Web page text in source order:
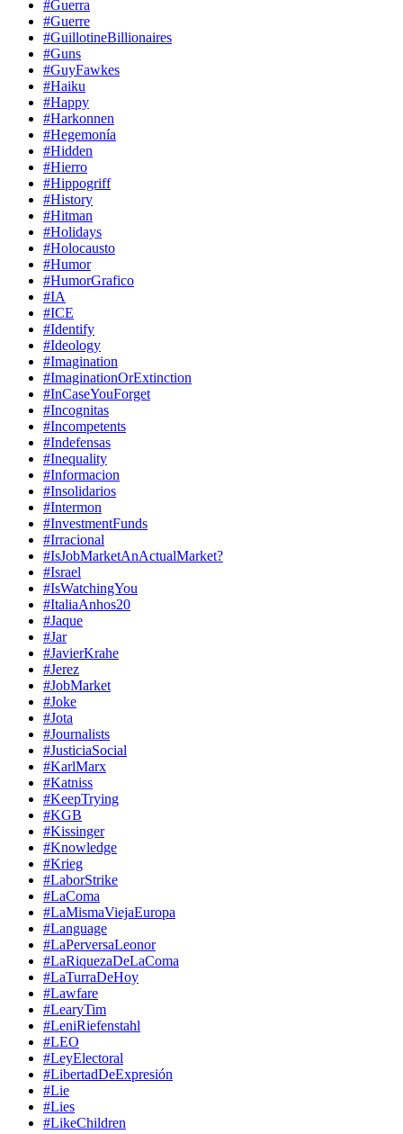
#Guerra
#Guerre
#GuillotineBillionaires
#Guns
#GuyFawkes
#Haiku
#Happy
#Harkonnen
#Hegemonía
#Hidden
#Hierro
#Hippogriff
#History
#Hitman
#Holidays
#Holocausto
#Humor
#HumorGrafico
#IA
#ICE
#Identify
#Ideology
#Imagination
#ImaginationOrExtinction
#InCaseYouForget
#Incognitas
#Incompetents
#Indefensas
#Inequality
#Informacion
#Insolidarios
#Intermon
#InvestmentFunds
#Irracional
#IsJobMarketAnActualMarket?
#Israel
#IsWatchingYou
#ItaliaAnhos20
#Jaque
#Jar
#JavierKrahe
#Jerez
#JobMarket
#Joke
#Jota
#Journalists
#JusticiaSocial
#KarlMarx
#Katniss
#KeepTrying
#KGB
#Kissinger
#Knowledge
#Krieg
#LaborStrike
#LaComa
#LaMismaViejaEuropa
#Language
#LaPerversaLeonor
#LaRiquezaDeLaComa
#LaTurraDeHoy
#Lawfare
#LearyTim
#LeniRiefenstahl
#LEO
#LeyElectoral
#LibertadDeExpresión
#Lie
#Lies
#LikeChildren